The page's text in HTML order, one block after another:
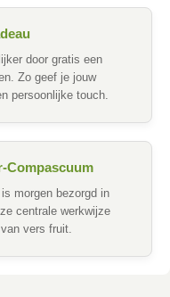
door gratis een
Zo geef je jouw
persoonlijke touch.
Compascuum
morgen bezorgd in
centrale werkwijze
vers fruit.